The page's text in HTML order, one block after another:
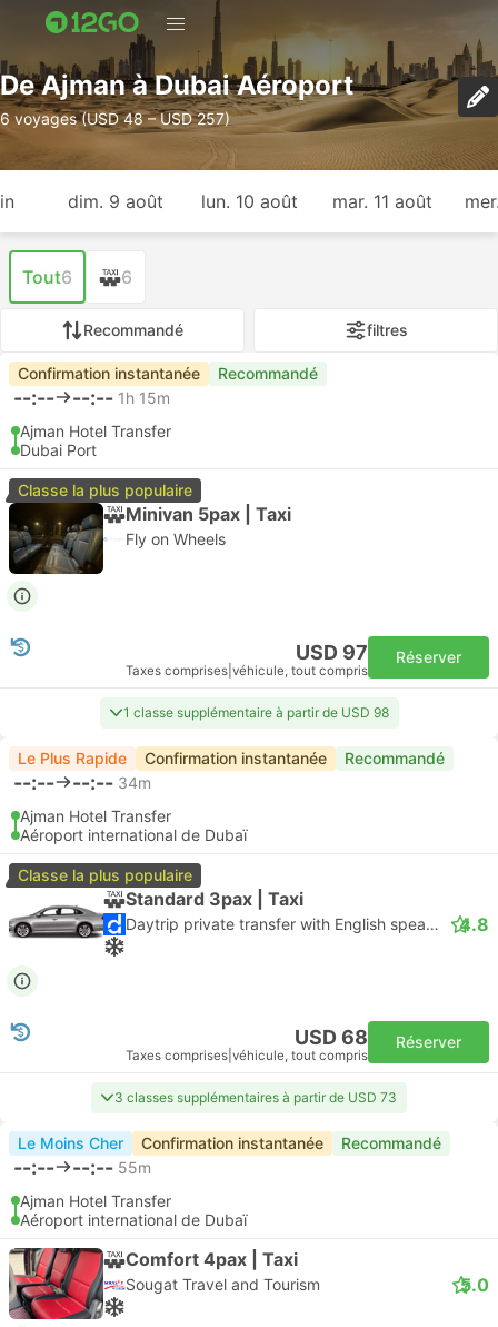
De Ajman à Dubai Aéroport
6 voyages (USD 48 – USD 257)
dim. 9 août lun. 10 août mar. 11 août
Tout6 6
Recommandé filtres
Confirmation instantanée Recommandé
--:-- --:-- 1h 15m
Ajman Hotel Transfer
Dubai Port
Classe la plus populaire
Minivan 5pax | Taxi
Fly on Wheels
USD 97
Taxes comprises véhicule, tout compris
Réserver
1 classe supplémentaire à partir de USD 98
Le Plus Rapide Confirmation instantanée Recommandé
--:-- --:-- 34m
Ajman Hotel Transfer
Aéroport international de Dubaï
Classe la plus populaire
Standard 3pax | Taxi
Daytrip private transfer with English speaking driver 4.8
USD 68
Taxes comprises véhicule, tout compris
Réserver
3 classes supplémentaires à partir de USD 73
Le Moins Cher Confirmation instantanée Recommandé
--:-- --:-- 55m
Ajman Hotel Transfer
Aéroport international de Dubaï
Comfort 4pax | Taxi
Sougat Travel and Tourism 5.0